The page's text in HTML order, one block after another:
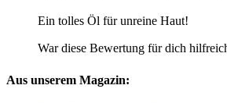
Ein tolles Öl für unreine Haut!
War diese Bewertung für dich
Aus unserem Magazin: